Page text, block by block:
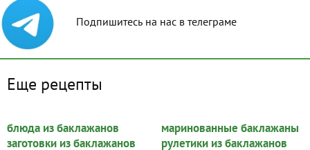
Подпишитесь на нас в телеграме
Еще рецепты
блюда из баклажанов
заготовки из баклажанов
маринованные баклажаны
рулетики из баклажанов